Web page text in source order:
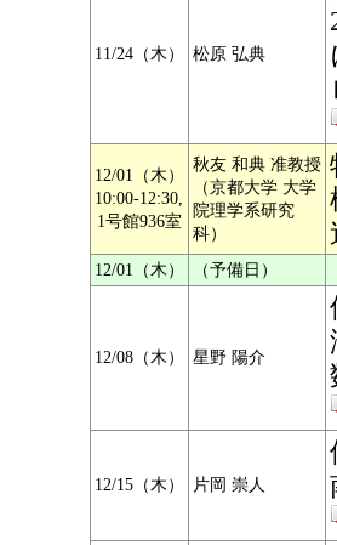
11/24（木） 松原 弘典
12/01（木）
10:00-12:30,
1号館936室
秋友 和典 准教授
（京都大学 大学
院理学系研究
科）
12/01（木） （予備日）
12/08（木） 星野 陽介
12/15（木） 片岡 崇人